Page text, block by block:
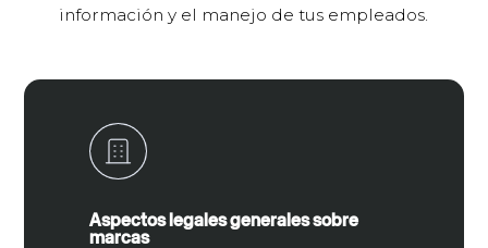
información y el manejo de tus empleados.
Aspectos legales generales sobre
marcas